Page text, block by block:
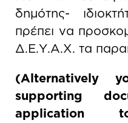
δημότης-
πρέπει να
Δ.Ε.Υ.Α.Χ. τα
(Alternatively
supporting